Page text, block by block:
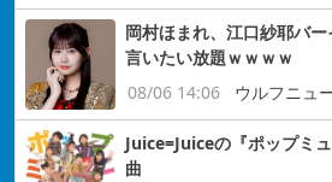
岡村ほまれ、江口紗耶バ
言いたい放題ｗｗｗｗ
08/06 14:06
ウルフニュ
Juice=Juiceの『ポップミ
曲